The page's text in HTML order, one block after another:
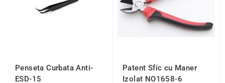
Penseta Curbata Anti-
ESD-15
Patent Sfic cu Maner
Izolat NO1658-6